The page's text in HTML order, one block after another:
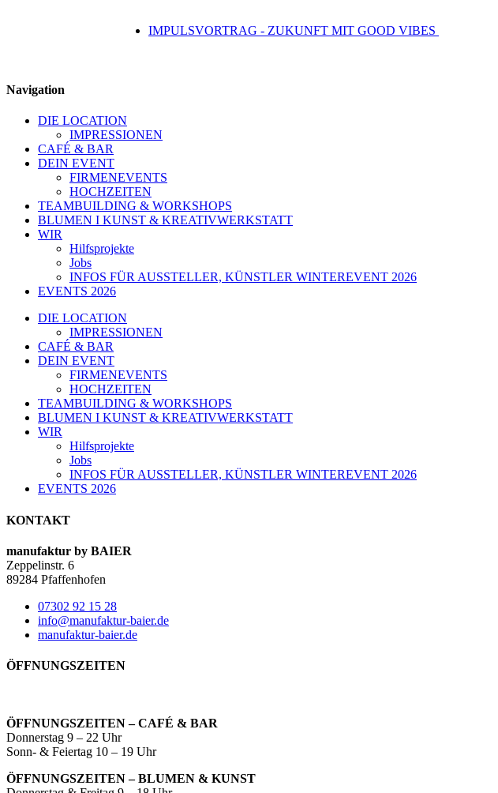
IMPULSVORTRAG - ZUKUNFT MIT GOOD VIBES
Navigation
DIE LOCATION
IMPRESSIONEN
CAFÉ & BAR
DEIN EVENT
FIRMENEVENTS
HOCHZEITEN
TEAMBUILDING & WORKSHOPS
BLUMEN I KUNST & KREATIVWERKSTATT
WIR
Hilfsprojekte
Jobs
INFOS FÜR AUSSTELLER, KÜNSTLER WINTEREVENT 2026
EVENTS 2026
DIE LOCATION
IMPRESSIONEN
CAFÉ & BAR
DEIN EVENT
FIRMENEVENTS
HOCHZEITEN
TEAMBUILDING & WORKSHOPS
BLUMEN I KUNST & KREATIVWERKSTATT
WIR
Hilfsprojekte
Jobs
INFOS FÜR AUSSTELLER, KÜNSTLER WINTEREVENT 2026
EVENTS 2026
KONTAKT
manufaktur by BAIER
Zeppelinstr. 6
89284 Pfaffenhofen
07302 92 15 28
info@manufaktur-baier.de
manufaktur-baier.de
ÖFFNUNGSZEITEN
ÖFFNUNGSZEITEN – CAFÉ & BAR
Donnerstag 9 – 22 Uhr
Sonn- & Feiertag 10 – 19 Uhr
ÖFFNUNGSZEITEN – BLUMEN & KUNST